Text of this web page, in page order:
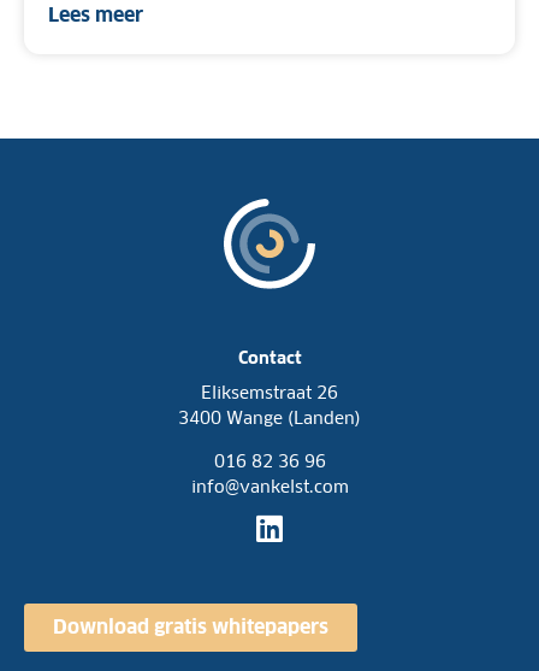
Lees meer
Contact
Eliksemstraat 26
3400 Wange (Landen)
016 82 36 96
info@vankelst.com
Download gratis whitepapers